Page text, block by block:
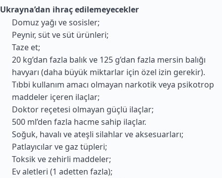
Ukrayna’dan ihraç edilemeyecekler
Domuz yağı ve sosisler;
Peynir, süt ve süt ürünleri;
Taze et;
20 kg’dan fazla balık ve 125 g’dan fazla mersin balığı
havyarı (daha büyük miktarlar için özel izin gerekir).
Tıbbi kullanım amacı olmayan narkotik veya psikotrop
maddeler içeren ilaçlar;
Doktor reçetesi olmayan güçlü ilaçlar;
500 ml’den fazla hacme sahip ilaçlar.
Soğuk, havalı ve ateşli silahlar ve aksesuarları;
Patlayıcılar ve gaz tüpleri;
Toksik ve zehirli maddeler;
Ev aletleri (1 adetten fazla);